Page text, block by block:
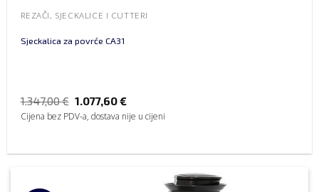
REZAČI, SJECKALICE I CUTTERI
Sjeckalica za povrće CA31
1.347,00€ 1.077,60€
Cijena bez PDV-a, dostava nije u cijeni